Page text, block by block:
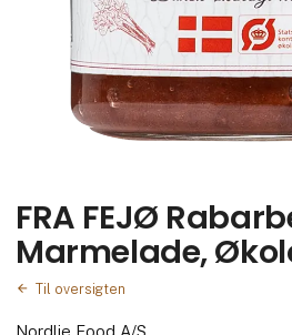
FRA FEJØ
Marmelade,
Til oversigten